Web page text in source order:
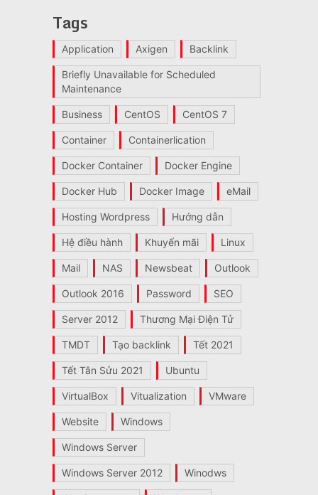
Tags
Application Axigen Backlink
Briefly Unavailable for Scheduled
Maintenance
Business CentOS CentOS 7
Container Containerlication
Docker Container Docker Engine
Docker Hub Docker Image eMail
Hosting Wordpress Hướng dẫn
Hệ điều hành Khuyến mãi Linux
Mail NAS Newsbeat Outlook
Outlook 2016 Password SEO
Server 2012 Thương Mại Điện Tử
TMDT Tạo backlink Tết 2021
Tết Tân Sửu 2021 Ubuntu
VirtualBox Vitualization VMware
Website Windows
Windows Server
Windows Server 2012 Winodws